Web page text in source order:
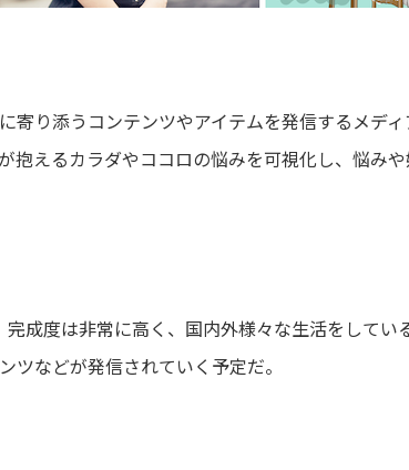
寄り添うコンテンツやアイテムを発信するメデ
抱えるカラダやココロの悩みを可視化し、悩み
成度は非常に高く、 国内外様々な生活をしてい
ツなどが発信されていく予定だ。